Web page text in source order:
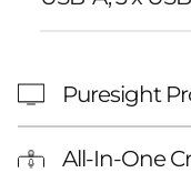
Puresight
All-In-One